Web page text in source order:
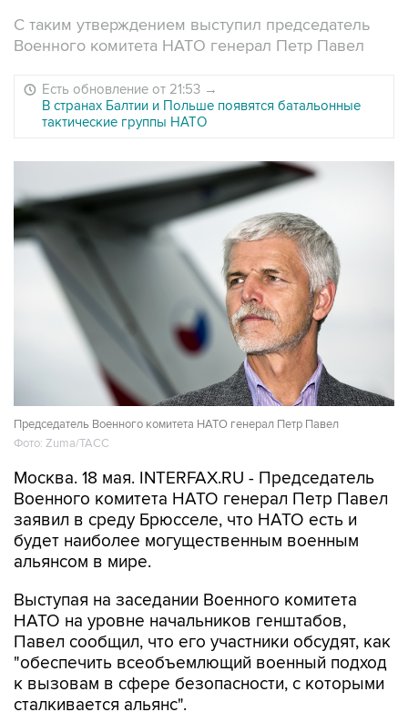
С таким утверждением выступил председатель
Военного комитета НАТО генерал Петр Павел
Есть обновление от 21:53 →
В странах Балтии и Польше появятся батальонные
тактические группы НАТО
Председатель Военного комитета НАТО генерал Петр Павел
Фото: Zuma/ТАСС
Москва. 18 мая. INTERFAX.RU - Председатель
Военного комитета НАТО генерал Петр Павел
заявил в среду Брюсселе, что НАТО есть и
будет наиболее могущественным военным
альянсом в мире.
Выступая на заседании Военного комитета
НАТО на уровне начальников генштабов,
Павел сообщил, что его участники обсудят, как
"обеспечить всеобъемлющий военный подход
к вызовам в сфере безопасности, с которыми
сталкивается альянс".